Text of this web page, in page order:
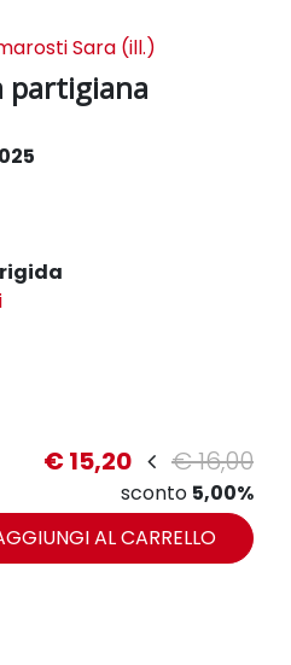
Sara (ill.)
partigiana
€ 15,20 € 16,00
sconto 5,00%
AL CARRELLO